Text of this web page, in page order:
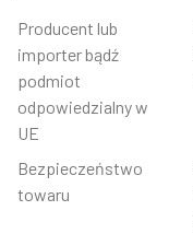
Informacja
Wartość
Producent lub
importer bądź
podmiot
odpowiedzialny w
UE
Bezpieczeństwo
towaru